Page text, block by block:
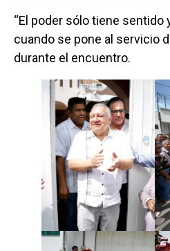
“El poder sólo tiene
cuando se pone al servicio
durante el encuentro.